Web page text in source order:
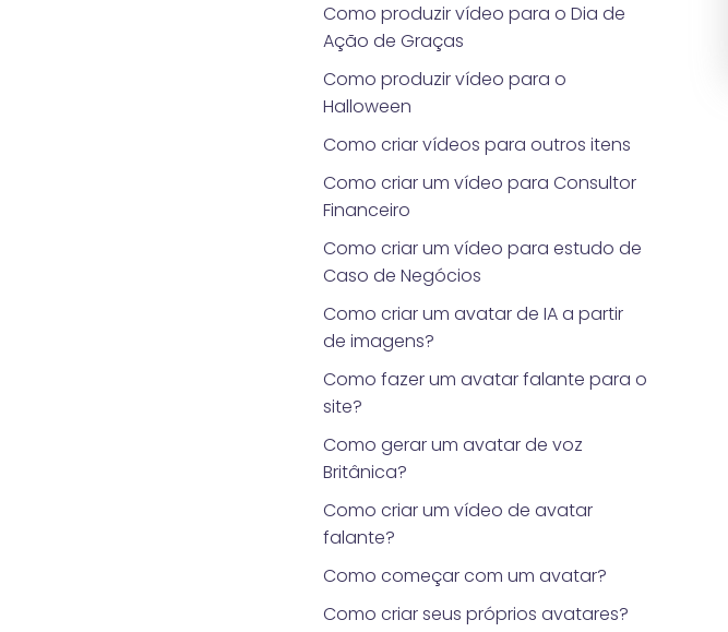
Como produzir vídeo para o Dia de
Ação de Graças
Como produzir vídeo para o
Halloween
Como criar vídeos para outros itens
Como criar um vídeo para Consultor
Financeiro
Como criar um vídeo para estudo de
Caso de Negócios
Como criar um avatar de IA a partir
de imagens?
Como fazer um avatar falante para o
site?
Como gerar um avatar de voz
Britânica?
Como criar um vídeo de avatar
falante?
Como começar com um avatar?
Como criar seus próprios avatares?